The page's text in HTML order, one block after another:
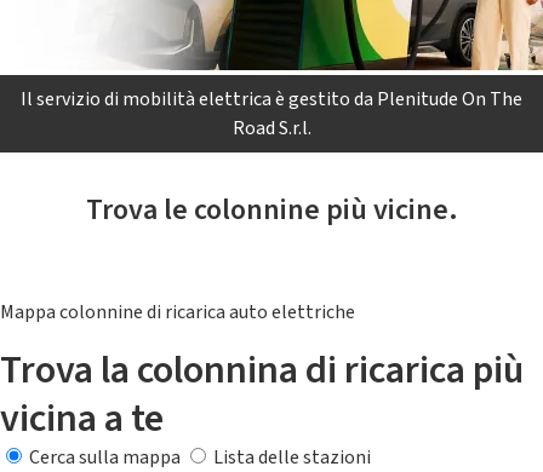
Il servizio di mobilità elettrica è gestito da Plenitude On The
Road S.r.l.
Trova le colonnine più vicine.
Mappa colonnine di ricarica auto elettriche
Trova la colonnina di ricarica più
vicina a te
Cerca sulla mappa
Lista delle stazioni